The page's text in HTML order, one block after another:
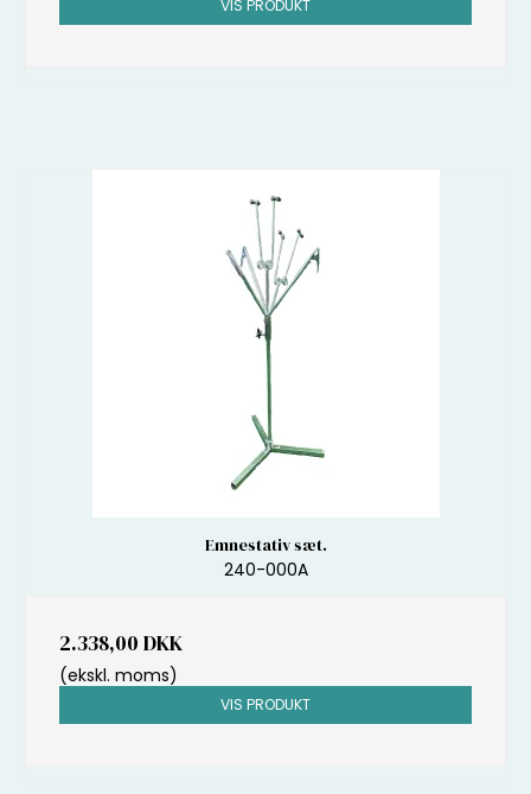
VIS PRODUKT
Emnestativ sæt.
240-000A
2.338,00 DKK
(ekskl. moms)
VIS PRODUKT